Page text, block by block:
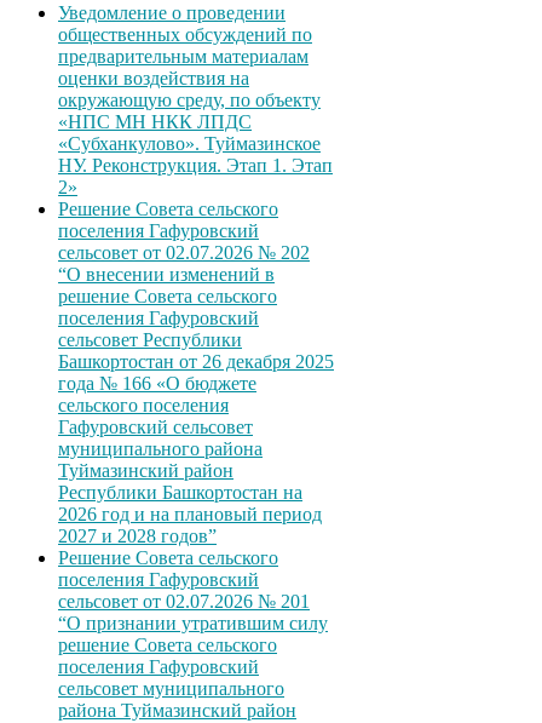
Уведомление о проведении
общественных обсуждений по
предварительным материалам
оценки воздействия на
окружающую среду, по объекту
«НПС МН НКК ЛПДС
«Субханкулово». Туймазинское
НУ. Реконструкция. Этап 1. Этап
2»
Решение Совета сельского
поселения Гафуровский
сельсовет от 02.07.2026 № 202
“О внесении изменений в
решение Совета сельского
поселения Гафуровский
сельсовет Республики
Башкортостан от 26 декабря 2025
года № 166 «О бюджете
сельского поселения
Гафуровский сельсовет
муниципального района
Туймазинский район
Республики Башкортостан на
2026 год и на плановый период
2027 и 2028 годов”
Решение Совета сельского
поселения Гафуровский
сельсовет от 02.07.2026 № 201
“О признании утратившим силу
решение Совета сельского
поселения Гафуровский
сельсовет муниципального
района Туймазинский район